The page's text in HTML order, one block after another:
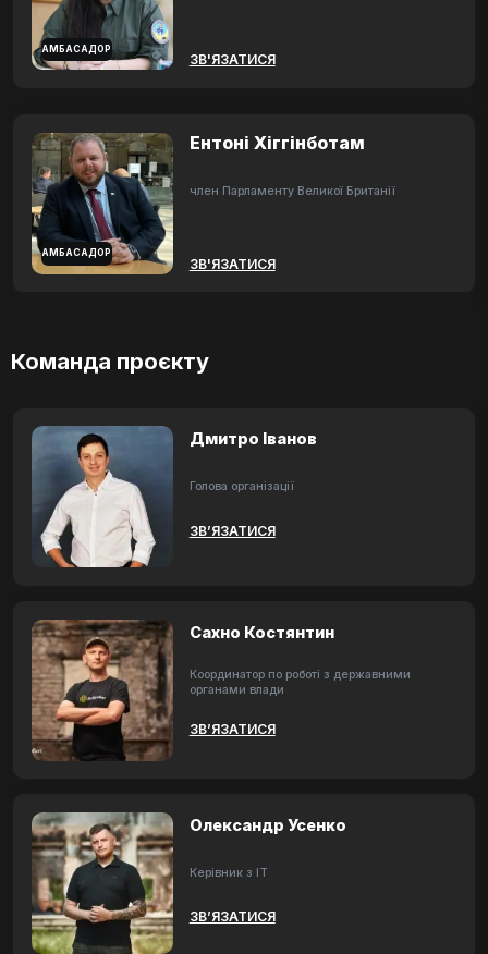
АМБАСАДОР
ЗВ'ЯЗАТИСЯ
АМБАСАДОР
Ентоні Хіггінботам
член Парламенту Великої Британії
ЗВ'ЯЗАТИСЯ
Команда проєкту
Дмитро Іванов
Голова організації
ЗВ’ЯЗАТИСЯ
Сахно Костянтин
Координатор по роботі з державними
органами влади
ЗВ’ЯЗАТИСЯ
Олександр Усенко
Керівник з ІТ
ЗВ’ЯЗАТИСЯ